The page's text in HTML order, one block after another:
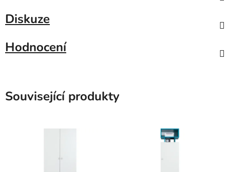
Diskuze
Hodnocení
Související produkty